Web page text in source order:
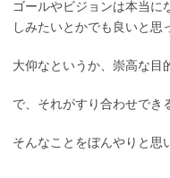
ゴールやビジョンは本当に
しみたいとかでも良いと思
大仰なというか、崇高な目
で、それがすり合わせでき
そんなことをぼんやりと思